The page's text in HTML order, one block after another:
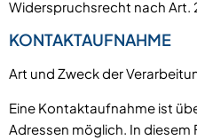
Widerspruchsrecht nach Art.
KONTAKTAUFNAHME
Art und Zweck der
Eine Kontaktaufnahme ist
Adressen möglich. In diesem